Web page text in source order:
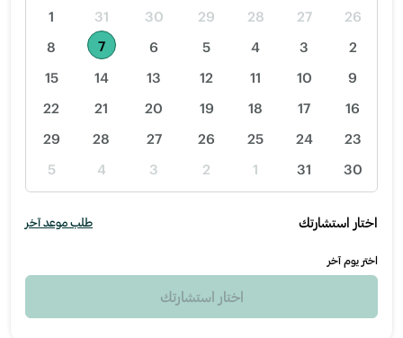
26
27
28
29
30
31
1
2
3
4
5
6
7
8
9
10
11
12
13
14
15
16
17
18
19
20
21
22
23
24
25
26
27
28
29
30
31
1
2
3
4
5
اختار استشارتك طلب موعد آخر
اختر يوم آخر
اختار استشارتك